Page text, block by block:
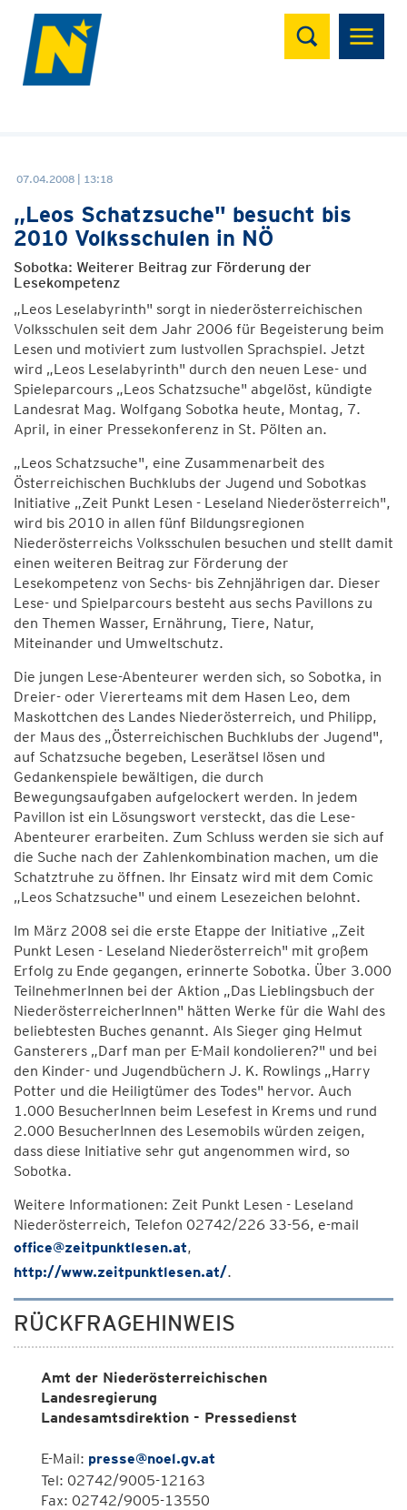
Suchen
07.04.2008 | 13:18
„Leos Schatzsuche" besucht bis
2010 Volksschulen in NÖ
Sobotka: Weiterer Beitrag zur Förderung der
Lesekompetenz
„Leos Leselabyrinth" sorgt in niederösterreichischen
Volksschulen seit dem Jahr 2006 für Begeisterung beim
Lesen und motiviert zum lustvollen Sprachspiel. Jetzt
wird „Leos Leselabyrinth" durch den neuen Lese- und
Spieleparcours „Leos Schatzsuche" abgelöst, kündigte
Landesrat Mag. Wolfgang Sobotka heute, Montag, 7.
April, in einer Pressekonferenz in St. Pölten an.
„Leos Schatzsuche", eine Zusammenarbeit des
Österreichischen Buchklubs der Jugend und Sobotkas
Initiative „Zeit Punkt Lesen - Leseland Niederösterreich",
wird bis 2010 in allen fünf Bildungsregionen
Niederösterreichs Volksschulen besuchen und stellt damit
einen weiteren Beitrag zur Förderung der
Lesekompetenz von Sechs- bis Zehnjährigen dar. Dieser
Lese- und Spielparcours besteht aus sechs Pavillons zu
den Themen Wasser, Ernährung, Tiere, Natur,
Miteinander und Umweltschutz.
Die jungen Lese-Abenteurer werden sich, so Sobotka, in
Dreier- oder Viererteams mit dem Hasen Leo, dem
Maskottchen des Landes Niederösterreich, und Philipp,
der Maus des „Österreichischen Buchklubs der Jugend",
auf Schatzsuche begeben, Leserätsel lösen und
Gedankenspiele bewältigen, die durch
Bewegungsaufgaben aufgelockert werden. In jedem
Pavillon ist ein Lösungswort versteckt, das die Lese-
Abenteurer erarbeiten. Zum Schluss werden sie sich auf
die Suche nach der Zahlenkombination machen, um die
Schatztruhe zu öffnen. Ihr Einsatz wird mit dem Comic
„Leos Schatzsuche" und einem Lesezeichen belohnt.
Im März 2008 sei die erste Etappe der Initiative „Zeit
Punkt Lesen - Leseland Niederösterreich" mit großem
Erfolg zu Ende gegangen, erinnerte Sobotka. Über 3.000
TeilnehmerInnen bei der Aktion „Das Lieblingsbuch der
NiederösterreicherInnen" hätten Werke für die Wahl des
beliebtesten Buches genannt. Als Sieger ging Helmut
Gansterers „Darf man per E-Mail kondolieren?" und bei
den Kinder- und Jugendbüchern J. K. Rowlings „Harry
Potter und die Heiligtümer des Todes" hervor. Auch
1.000 BesucherInnen beim Lesefest in Krems und rund
2.000 BesucherInnen des Lesemobils würden zeigen,
dass diese Initiative sehr gut angenommen wird, so
Sobotka.
Weitere Informationen: Zeit Punkt Lesen - Leseland
Niederösterreich, Telefon 02742/226 33-56, e-mail
office@zeitpunktlesen.at,
http://www.zeitpunktlesen.at/.
RÜCKFRAGEHINWEIS
Amt der Niederösterreichischen
Landesregierung
Landesamtsdirektion - Pressedienst
E-Mail: presse@noel.gv.at
Tel: 02742/9005-12163
Fax: 02742/9005-13550